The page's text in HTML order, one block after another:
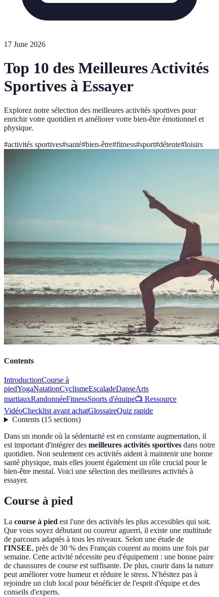
17 June 2026
Top 10 des Meilleures Activités
Sportives à Essayer
Explorez notre sélection des meilleures activités sportives pour
enrichir votre quotidien et améliorer votre bien-être émotionnel et
physique.
#activités sportives#santé#bien-être#fitness#sport#détente#loisirs
Contents
IntroductionCourse à
piedYogaNatationCyclismeEscaladeDanseArts
martiauxRandonnéeFitnessSports d'équipe📺 Ressource
VidéoChecklist avant achatGlossaireQuiz rapide
Contents(15 sections)
Dans un monde où la sédentarité est en constante augmentation, il
est important d'intégrer des meilleures activités sportives dans notre
quotidien. Non seulement ces activités aident à maintenir une bonne
santé physique, mais elles jouent également un rôle crucial pour le
bien-être mental. Voici une sélection des meilleures activités à
essayer.
Course à pied
La course à pied est l'une des activités les plus accessibles qui soit.
Que vous soyez débutant ou coureur aguerri, il existe une multitude
de parcours adaptés à tous les niveaux. Selon une étude de
l'INSEE, près de 30 % des Français courent au moins une fois par
semaine. Cette activité nécessite peu d'équipement : une bonne paire
de chaussures de course est suffisante. De plus, courir dans la nature
peut améliorer votre humeur et réduire le stress. N'hésitez pas à
rejoindre un club local pour bénéficier de l'esprit d'équipe et des
conseils d'experts.